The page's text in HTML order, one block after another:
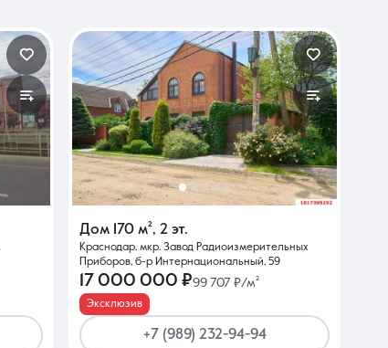
Дом 170 м², 2 эт.
Краснодар, мкр. Завод Радиоизмерительных
Приборов, б-р Интернациональный, 59
17 000 000 ₽99 707 ₽/м²
Эксклюзив
+7 (989) 232-94-94